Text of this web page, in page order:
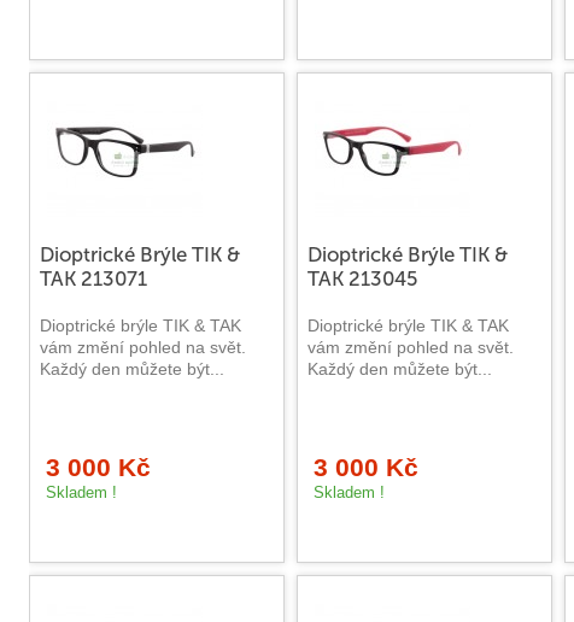
Dioptrické Brýle TIK &
TAK 213071
Dioptrické brýle TIK & TAK
vám změní pohled na svět.
Každý den můžete být...
3 000 Kč
Skladem !
Dioptrické Brýle TIK &
TAK 213045
Dioptrické brýle TIK & TAK
vám změní pohled na svět.
Každý den můžete být...
3 000 Kč
Skladem !